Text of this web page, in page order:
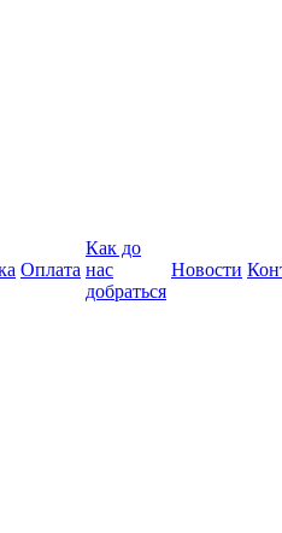
Оплата
Как до
нас
добраться
Новости